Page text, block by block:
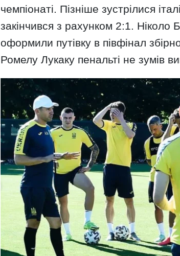
чемпіонаті. Пізніше зустрілися
закінчився з рахунком 2:1. Ніколо
оформили путівку в півфінал
Ромелу Лукаку пенальті не зумів